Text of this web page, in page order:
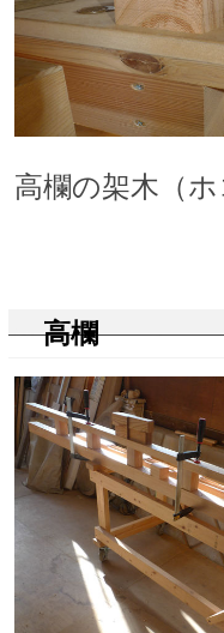
高欄の架木（
高欄